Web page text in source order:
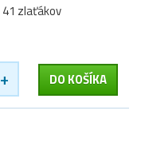
41 zlaťákov
+ DO KOŠÍKA